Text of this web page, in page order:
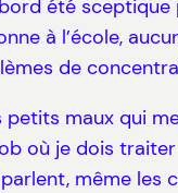
été
à l’école,
de
maux qui
où je dois
même les